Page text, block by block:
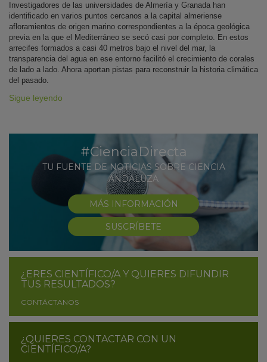
Investigadores de las universidades de Almería y Granada han
identificado en varios puntos cercanos a la capital almeriense
afloramientos de origen marino correspondientes a la época geológica
previa en la que el Mediterráneo se secó casi por completo. En estos
arrecifes formados a casi 40 metros bajo el nivel del mar, la
transparencia del agua en ese entorno facilitó el crecimiento de corales
de lado a lado. Ahora aportan pistas para reconstruir la historia climática
del pasado.
Sigue leyendo
#CienciaDirecta
TU FUENTE DE NOTICIAS SOBRE CIENCIA
ANDALUZA
MÁS INFORMACIÓN
SUSCRÍBETE
¿ERES CIENTÍFICO/A Y QUIERES DIFUNDIR
TUS RESULTADOS?
CONTÁCTANOS
¿QUIERES CONTACTAR CON UN
CIENTÍFICO/A?